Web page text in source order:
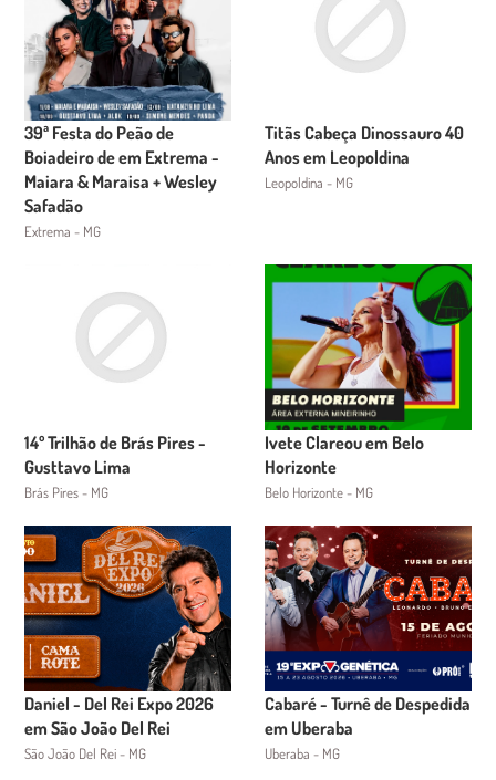
39ª Festa do Peão de
Boiadeiro de em Extrema -
Maiara & Maraisa + Wesley
Safadão
Extrema - MG
Titãs Cabeça Dinossauro 40
Anos em Leopoldina
Leopoldina - MG
14º Trilhão de Brás Pires -
Gusttavo Lima
Brás Pires - MG
Ivete Clareou em Belo
Horizonte
Belo Horizonte - MG
Daniel - Del Rei Expo 2026
em São João Del Rei
São João Del Rei - MG
Cabaré - Turnê de Despedida
em Uberaba
Uberaba - MG